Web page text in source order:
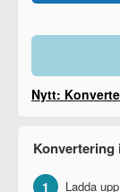
Nytt:
Konvertering
1 Ladda